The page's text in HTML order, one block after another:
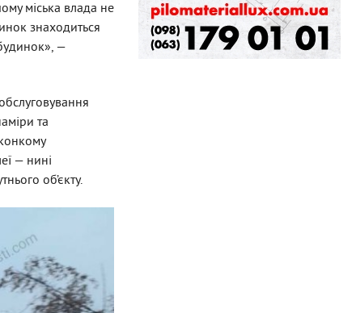
міська влада не
знаходиться
—
та
— нині
об’єкту.